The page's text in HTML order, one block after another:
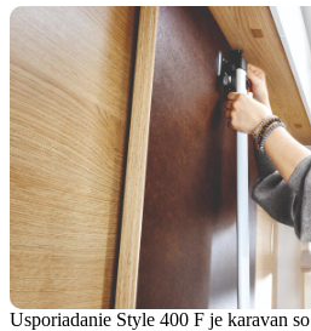
Usporiadanie Style 400 F je karavan